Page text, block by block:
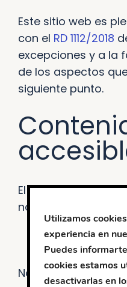
Este sitio web es
con el RD 1112/2018
excepciones y a la
de los aspectos
siguiente punto.
El contenido que
no es accesible por
Carga
No aplica
Utilizamos
experiencia en
Puedes
cookies estamos
desactivarlas en